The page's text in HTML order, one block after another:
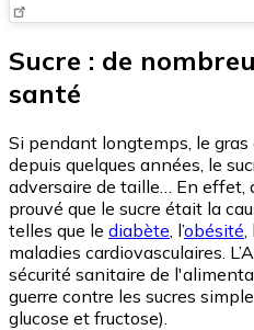
Sucre : de
santé
Si pendant longtemps, le gras
depuis quelques années, le
adversaire de taille… En effet,
prouvé que le sucre était la
telles que le diabète , l’obésité
maladies cardiovasculaires.
sécurité sanitaire de
guerre contre les sucres
glucose et fructose).